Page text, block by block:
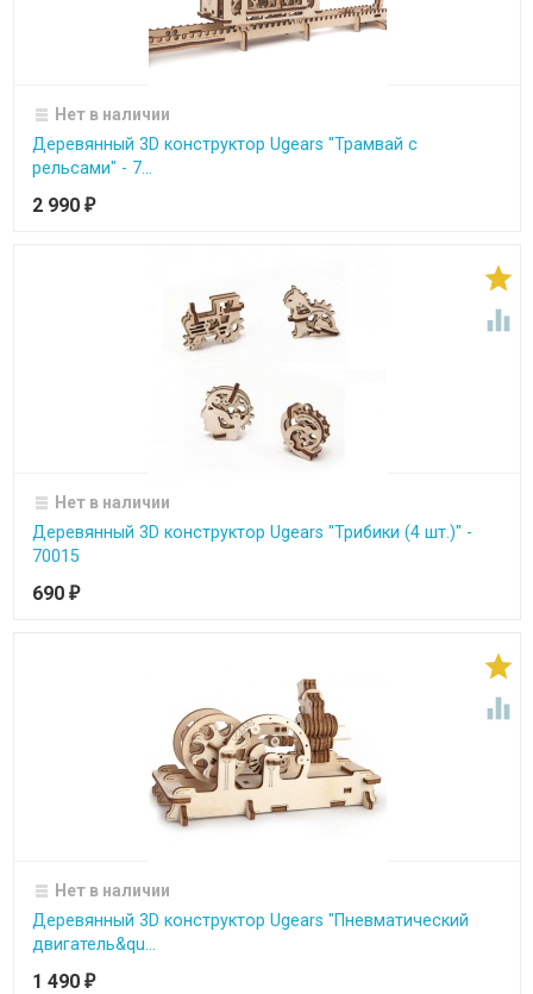
Нет в наличии
Деревянный 3D конструктор Ugears "Трамвай с
рельсами" - 7...
2 990 ₽


Нет в наличии
Деревянный 3D конструктор Ugears "Трибики (4 шт.)" -
70015
690 ₽


Нет в наличии
Деревянный 3D конструктор Ugears "Пневматический
двигатель&qu...
1 490 ₽